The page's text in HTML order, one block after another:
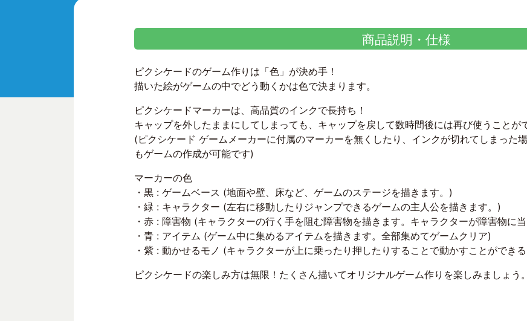
商品説明・仕様
ピクシケードのゲーム作りは「色」が決め手！
描いた絵がゲームの中でどう動くかは色で決まります。
ピクシケードマーカーは、高品質のインクで長持ち！
キャップを外したままにしてしまっても、キャップを戻して数時間後には再び使うことが
(ピクシケード ゲームメーカーに付属のマーカーを無くしたり、インクが切れてしまった
もゲームの作成が可能です)
マーカーの色
・黒 : ゲームベース (地面や壁、床など、ゲームのステージを描きます。)
・緑 : キャラクター (左右に移動したりジャンプできるゲームの主人公を描きます。)
・赤 : 障害物 (キャラクターの行く手を阻む障害物を描きます。キャラクターが障害物に
・青 : アイテム (ゲーム中に集めるアイテムを描きます。全部集めてゲームクリア)
・紫 : 動かせるモノ (キャラクターが上に乗ったり押したりすることで動かすことができ
ピクシケードの楽しみ方は無限！たくさん描いてオリジナルゲーム作りを楽しみましょう。